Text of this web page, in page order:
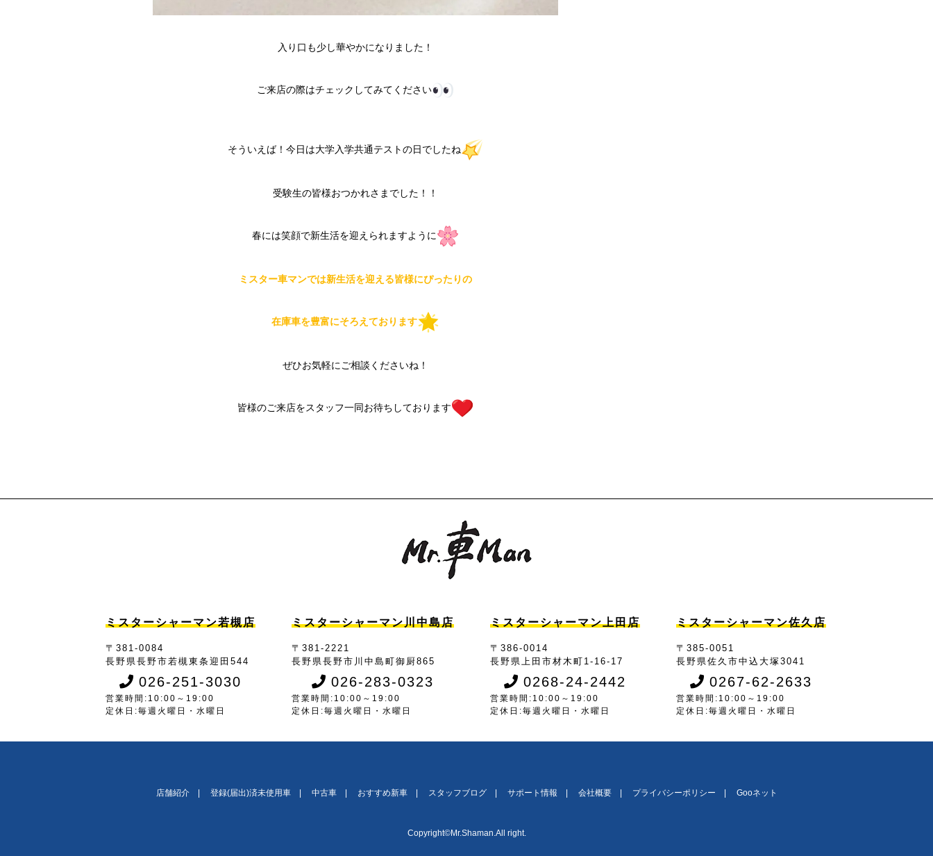
入り口も少し華やかになりました！
ご来店の際はチェックしてみてください
そういえば！今日は大学入学共通テストの日でしたね
受験生の皆様おつかれさまでした！！
春には笑顔で新生活を迎えられますように
ミスター車マンでは新生活を迎える皆様にぴったりの
在庫車を豊富にそろえております
ぜひお気軽にご相談くださいね！
皆様のご来店をスタッフ一同お待ちしております
ミスターシャーマン若槻店
〒381-0084
長野県長野市若槻東条迎田544
026-251-3030
営業時間:10:00～19:00
定休日:毎週火曜日・水曜日
ミスターシャーマン川中島店
〒381-2221
長野県長野市川中島町御厨865
026-283-0323
営業時間:10:00～19:00
定休日:毎週火曜日・水曜日
ミスターシャーマン上田店
〒386-0014
長野県上田市材木町1-16-17
0268-24-2442
営業時間:10:00～19:00
定休日:毎週火曜日・水曜日
ミスターシャーマン佐久店
〒385-0051
長野県佐久市中込大塚3041
0267-62-2633
営業時間:10:00～19:00
定休日:毎週火曜日・水曜日
店舗紹介 登録(届出)済未使用車 中古車 おすすめ新車 スタッフブログ サポート情報 会社概要 プライバシーポリシー Gooネット
Copyright©Mr.Shaman.All right.